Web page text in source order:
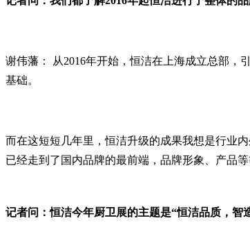
谢伟藩： 从2016年开始，恒洁在上海成立总部，
基础。
而在这短短几年里，恒洁升级的成果我想是行业
已经走到了国内品牌的最前端，品牌形象、产品
记者问：恒洁今年厨卫展的主题是“恒洁品质，智